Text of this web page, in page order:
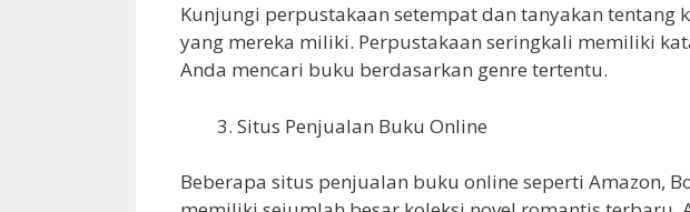
Kunjungi perpustakaan setempat dan tanyakan tentang
yang mereka miliki. Perpustakaan seringkali memiliki
Anda mencari buku berdasarkan genre tertentu.
Situs Penjualan Buku Online
Beberapa situs penjualan buku online seperti Amazon,